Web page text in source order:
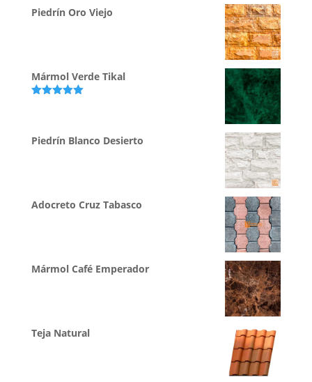
Piedrín Oro Viejo
Mármol Verde Tikal
Piedrín Blanco Desierto
Adocreto Cruz Tabasco
Mármol Café Emperador
Teja Natural